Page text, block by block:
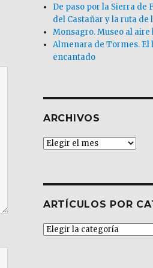
De paso por la Sierra de
del Castañar y la ruta de
Monsagro. Museo al aire
Almenara de Tormes. El
encantado
ARCHIVOS
Archivos
ARTÍCULOS POR
Artículos